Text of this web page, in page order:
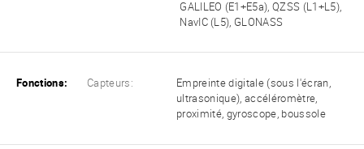
GALILEO (E1+E5a), QZSS (L1+L5),
NavIC (L5), GLONASS
Fonctions: Capteurs:
Empreinte digitale (sous l'écran,
ultrasonique), accéléromètre,
proximité, gyroscope, boussole